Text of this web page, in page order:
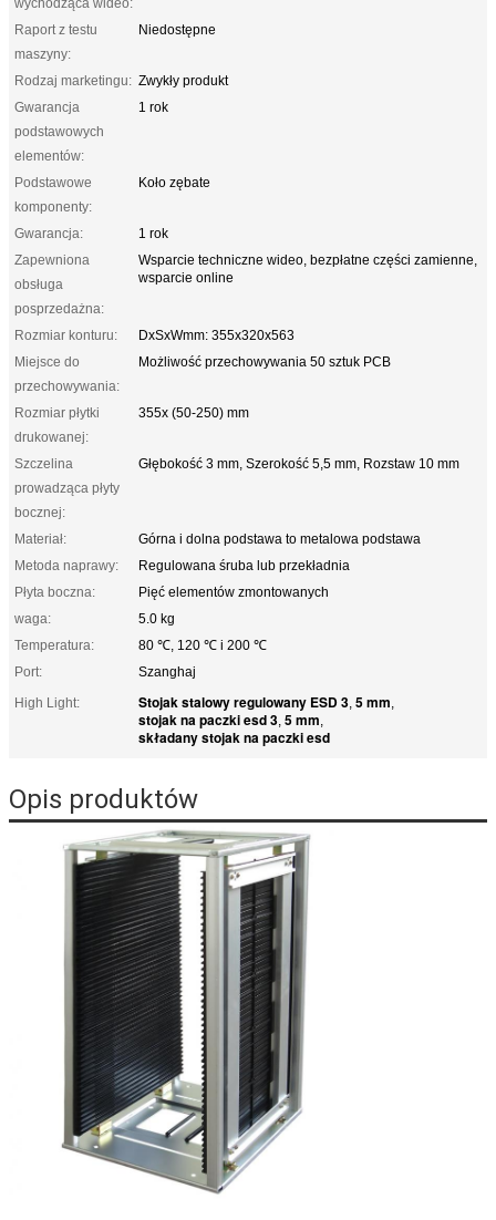
wychodząca wideo:
Raport z testu
maszyny:
Niedostępne
Rodzaj marketingu: Zwykły produkt
Gwarancja
podstawowych
elementów:
1 rok
Podstawowe
komponenty:
Koło zębate
Gwarancja:
1 rok
Zapewniona
obsługa
posprzedażna:
Wsparcie techniczne wideo, bezpłatne części zamienne,
wsparcie online
Rozmiar konturu:
DxSxWmm: 355x320x563
Miejsce do
przechowywania:
Możliwość przechowywania 50 sztuk PCB
Rozmiar płytki
drukowanej:
355x (50-250) mm
Szczelina
prowadząca płyty
bocznej:
Głębokość 3 mm, Szerokość 5,5 mm, Rozstaw 10 mm
Materiał:
Górna i dolna podstawa to metalowa podstawa
Metoda naprawy:
Regulowana śruba lub przekładnia
Płyta boczna:
Pięć elementów zmontowanych
waga:
5.0 kg
Temperatura:
80 ℃, 120 ℃ i 200 ℃
Port:
Szanghaj
High Light:
Stojak stalowy regulowany ESD 3, 5 mm,
stojak na paczki esd 3, 5 mm,
składany stojak na paczki esd
Opis produktów